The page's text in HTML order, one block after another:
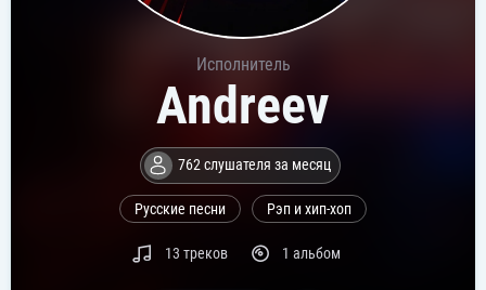
Исполнитель
Andreev
762 слушателя за месяц
Русские песни Рэп и хип-хоп
13 треков 1 альбом